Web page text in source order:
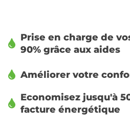
Prise en charge de
90% grâce aux aides
Améliorer votre
Economisez jusqu'à
facture énergétique